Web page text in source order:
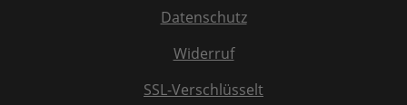
Datenschutz
Widerruf
SSL-Verschlüsselt